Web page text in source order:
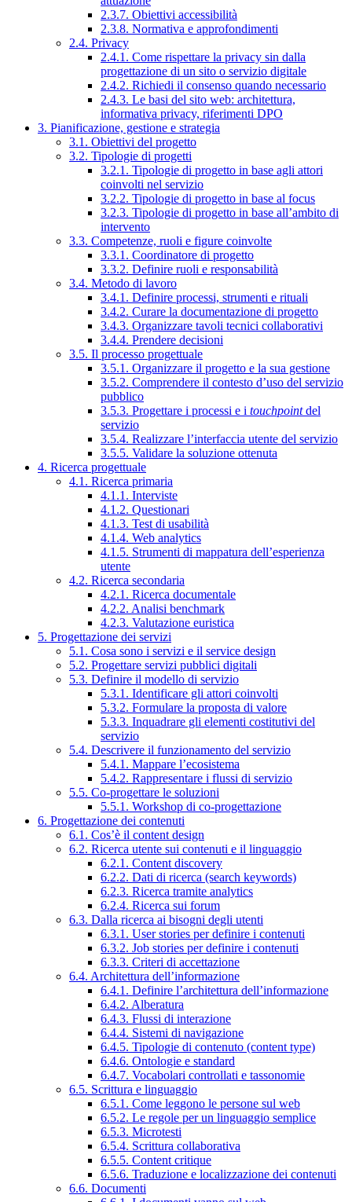
2.3.7. Obiettivi accessibilità
2.3.8. Normativa e approfondimenti
2.4. Privacy
2.4.1. Come rispettare la privacy sin dalla
progettazione di un sito o servizio digitale
2.4.2. Richiedi il consenso quando necessario
2.4.3. Le basi del sito web: architettura,
informativa privacy, riferimenti DPO
3. Pianificazione, gestione e strategia
3.1. Obiettivi del progetto
3.2. Tipologie di progetti
3.2.1. Tipologie di progetto in base agli attori
coinvolti nel servizio
3.2.2. Tipologie di progetto in base al focus
3.2.3. Tipologie di progetto in base all’ambito di
intervento
3.3. Competenze, ruoli e figure coinvolte
3.3.1. Coordinatore di progetto
3.3.2. Definire ruoli e responsabilità
3.4. Metodo di lavoro
3.4.1. Definire processi, strumenti e rituali
3.4.2. Curare la documentazione di progetto
3.4.3. Organizzare tavoli tecnici collaborativi
3.4.4. Prendere decisioni
3.5. Il processo progettuale
3.5.1. Organizzare il progetto e la sua gestione
3.5.2. Comprendere il contesto d’uso del servizio
pubblico
3.5.3. Progettare i processi e i touchpointdel
servizio
3.5.4. Realizzare l’interfaccia utente del servizio
3.5.5. Validare la soluzione ottenuta
4. Ricerca progettuale
4.1. Ricerca primaria
4.1.1. Interviste
4.1.2. Questionari
4.1.3. Test di usabilità
4.1.4. Web analytics
4.1.5. Strumenti di mappatura dell’esperienza
utente
4.2. Ricerca secondaria
4.2.1. Ricerca documentale
4.2.2. Analisi benchmark
4.2.3. Valutazione euristica
5. Progettazione dei servizi
5.1. Cosa sono i servizi e il service design
5.2. Progettare servizi pubblici digitali
5.3. Definire il modello di servizio
5.3.1. Identificare gli attori coinvolti
5.3.2. Formulare la proposta di valore
5.3.3. Inquadrare gli elementi costitutivi del
servizio
5.4. Descrivere il funzionamento del servizio
5.4.1. Mappare l’ecosistema
5.4.2. Rappresentare i flussi di servizio
5.5. Co-progettare le soluzioni
5.5.1. Workshop di co-progettazione
6. Progettazione dei contenuti
6.1. Cos’è il content design
6.2. Ricerca utente sui contenuti e il linguaggio
6.2.1. Content discovery
6.2.2. Dati di ricerca (search keywords)
6.2.3. Ricerca tramite analytics
6.2.4. Ricerca sui forum
6.3. Dalla ricerca ai bisogni degli utenti
6.3.1. User stories per definire i contenuti
6.3.2. Job stories per definire i contenuti
6.3.3. Criteri di accettazione
6.4. Architettura dell’informazione
6.4.1. Definire l’architettura dell’informazione
6.4.2. Alberatura
6.4.3. Flussi di interazione
6.4.4. Sistemi di navigazione
6.4.5. Tipologie di contenuto (content type)
6.4.6. Ontologie e standard
6.4.7. Vocabolari controllati e tassonomie
6.5. Scrittura e linguaggio
6.5.1. Come leggono le persone sul web
6.5.2. Le regole per un linguaggio semplice
6.5.3. Microtesti
6.5.4. Scrittura collaborativa
6.5.5. Content critique
6.5.6. Traduzione e localizzazione dei contenuti
6.6. Documenti